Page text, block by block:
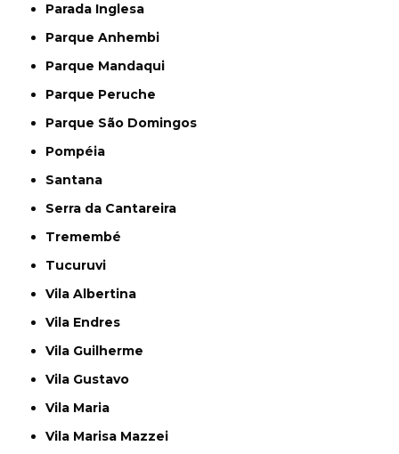
Parada Inglesa
Parque Anhembi
Parque Mandaqui
Parque Peruche
Parque São Domingos
Pompéia
Santana
Serra da Cantareira
Tremembé
Tucuruvi
Vila Albertina
Vila Endres
Vila Guilherme
Vila Gustavo
Vila Maria
Vila Marisa Mazzei